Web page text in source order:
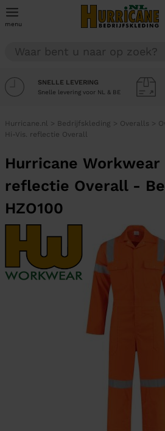
menu
SNELLE LEVERING
Snelle levering voor NL & BE
Hurricane.nl > Bedrijfskleding > Overalls >
Hi-Vis. reflectie Overall
Hurricane Workwear
reflectie Overall -
HZO100